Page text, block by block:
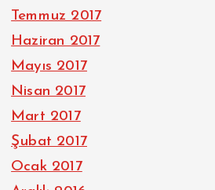
Temmuz 2017
Haziran 2017
Mayıs 2017
Nisan 2017
Mart 2017
Şubat 2017
Ocak 2017